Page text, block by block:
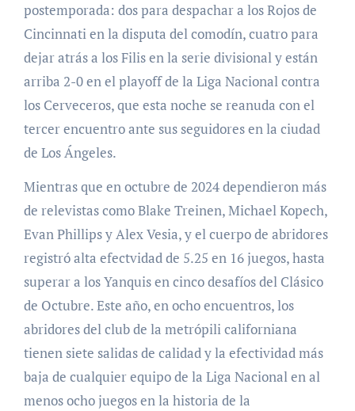
postemporada: dos para despachar a los Rojos de
Cincinnati en la disputa del comodín, cuatro para
dejar atrás a los Filis en la serie divisional y están
arriba 2-0 en el playoff de la Liga Nacional contra
los Cerveceros, que esta noche se reanuda con el
tercer encuentro ante sus seguidores en la ciudad
de Los Ángeles.
Mientras que en octubre de 2024 dependieron más
de relevistas como Blake Treinen, Michael Kopech,
Evan Phillips y Alex Vesia, y el cuerpo de abridores
registró alta efectvidad de 5.25 en 16 juegos, hasta
superar a los Yanquis en cinco desafíos del Clásico
de Octubre. Este año, en ocho encuentros, los
abridores del club de la metrópili californiana
tienen siete salidas de calidad y la efectividad más
baja de cualquier equipo de la Liga Nacional en al
menos ocho juegos en la historia de la